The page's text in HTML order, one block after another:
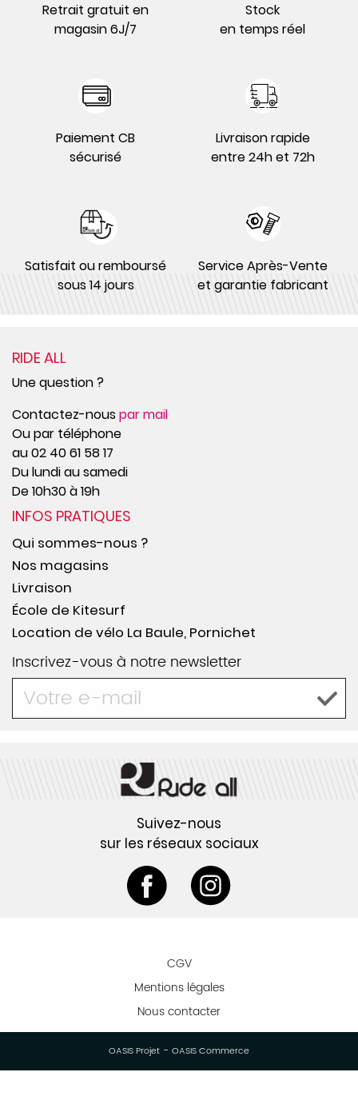
Retrait gratuit en
magasin 6J/7
Stock
en temps réel
Paiement CB
sécurisé
Livraison rapide
entre 24h et 72h
Satisfait ou remboursé
sous 14 jours
Service Après-Vente
et garantie fabricant
RIDE ALL
Une question ?
Contactez-nouspar mail
Ou par téléphone
au 02 40 61 58 17
Du lundi au samedi
De 10h30 à 19h
INFOS PRATIQUES
Qui sommes-nous ?
Nos magasins
Livraison
École de Kitesurf
Location de vélo La Baule, Pornichet
Inscrivez-vous à notre newsletter
Suivez-nous
sur les réseaux sociaux
CGV
Mentions légales
Nous contacter
OASIS Projet - OASIS Commerce